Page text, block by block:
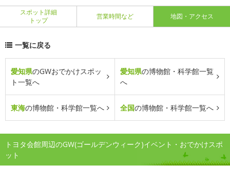
スポット詳細
トップ
営業時間など 地図・アクセス
一覧に戻る
愛知県のGWおでかけスポッ
ト一覧へ
愛知県の博物館・科学館一覧
へ
東海の博物館・科学館一覧へ 全国の博物館・科学館一覧へ
トヨタ会館周辺のGW(ゴールデンウィーク)イベント・おでかけスポ
ット